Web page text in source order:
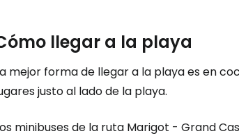
llegar a la playa
mejor forma de llegar a la playa es en
justo al lado de la playa.
minibuses de la ruta Marigot - Grand